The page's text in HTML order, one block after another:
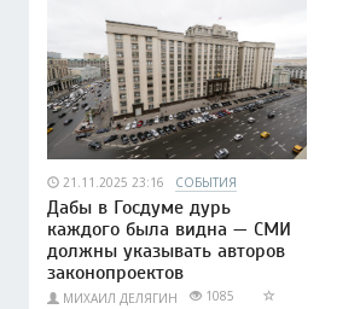
21.11.2025 23:16 СОБЫТИЯ
Дабы в Госдуме дурь
каждого была видна — СМИ
должны указывать авторов
законопроектов
МИХАИЛ ДЕЛЯГИН 1085